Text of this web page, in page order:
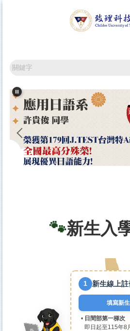
🐾新生入
1 新生線上註
填寫新
日間部第一梯次
即日起至115年8